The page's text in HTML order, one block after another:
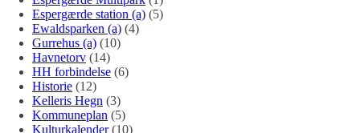
Espergærde station (a) (5)
Ewaldsparken (a) (4)
Gurrehus (a) (10)
Havnetorv (14)
HH forbindelse (6)
Historie (12)
Kelleris Hegn (3)
Kommuneplan (5)
Kulturkalender(10)